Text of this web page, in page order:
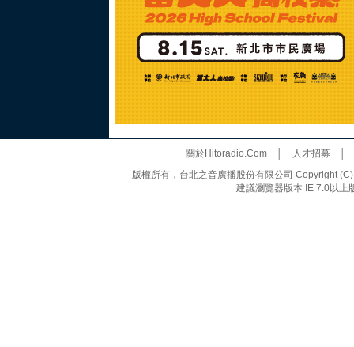
關於Hitoradio.Com│ 人才招募
版權所有，台北之音廣播股份有限公司 Copyright
建議瀏覽器版本 IE 7.0以上